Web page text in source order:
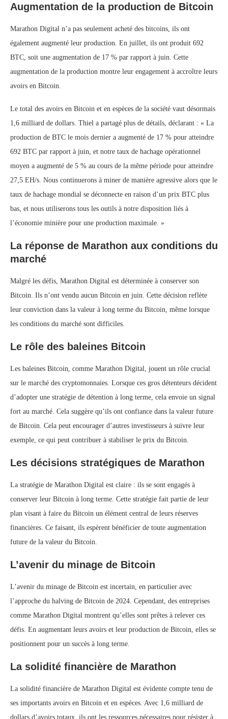
Augmentation de la production de Bitcoin
Marathon Digital n’a pas seulement acheté des bitcoins, ils ont
également augmenté leur production. En juillet, ils ont produit 692
BTC, soit une augmentation de 17 % par rapport à juin. Cette
augmentation de la production montre leur engagement à accroître leurs
avoirs en Bitcoin.
Le total des avoirs en Bitcoin et en espèces de la société vaut désormais
1,6 milliard de dollars. Thiel a partagé plus de détails, déclarant : « La
production de BTC le mois dernier a augmenté de 17 % pour atteindre
692 BTC par rapport à juin, et notre taux de hachage opérationnel
moyen a augmenté de 5 % au cours de la même période pour atteindre
27,5 EH/s. Nous continuerons à miner de manière agressive alors que le
taux de hachage mondial se déconnecte en raison d’un prix BTC plus
bas, et nous utiliserons tous les outils à notre disposition liés à
l’économie minière pour une production maximale. »
La réponse de Marathon aux conditions du
marché
Malgré les défis, Marathon Digital est déterminée à conserver son
Bitcoin. Ils n’ont vendu aucun Bitcoin en juin. Cette décision reflète
leur conviction dans la valeur à long terme du Bitcoin, même lorsque
les conditions du marché sont difficiles.
Le rôle des baleines Bitcoin
Les baleines Bitcoin, comme Marathon Digital, jouent un rôle crucial
sur le marché des cryptomonnaies. Lorsque ces gros détenteurs décident
d’adopter une stratégie de détention à long terme, cela envoie un signal
fort au marché. Cela suggère qu’ils ont confiance dans la valeur future
de Bitcoin. Cela peut encourager d’autres investisseurs à suivre leur
exemple, ce qui peut contribuer à stabiliser le prix du Bitcoin.
Les décisions stratégiques de Marathon
La stratégie de Marathon Digital est claire : ils se sont engagés à
conserver leur Bitcoin à long terme. Cette stratégie fait partie de leur
plan visant à faire du Bitcoin un élément central de leurs réserves
financières. Ce faisant, ils espèrent bénéficier de toute augmentation
future de la valeur du Bitcoin.
L’avenir du minage de Bitcoin
L’avenir du minage de Bitcoin est incertain, en particulier avec
l’approche du halving de Bitcoin de 2024. Cependant, des entreprises
comme Marathon Digital montrent qu’elles sont prêtes à relever ces
défis. En augmentant leurs avoirs et leur production de Bitcoin, elles se
positionnent pour un succès à long terme.
La solidité financière de Marathon
La solidité financière de Marathon Digital est évidente compte tenu de
ses importants avoirs en Bitcoin et en espèces. Avec 1,6 milliard de
dollars d’avoirs totaux, ils ont les ressources nécessaires pour résister à